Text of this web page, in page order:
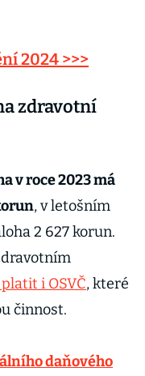
2024 >>>
zdravotní
v roce 2023 má
, v letošním
2 627 korun.
i OSVČ, které
činnost.
daňového